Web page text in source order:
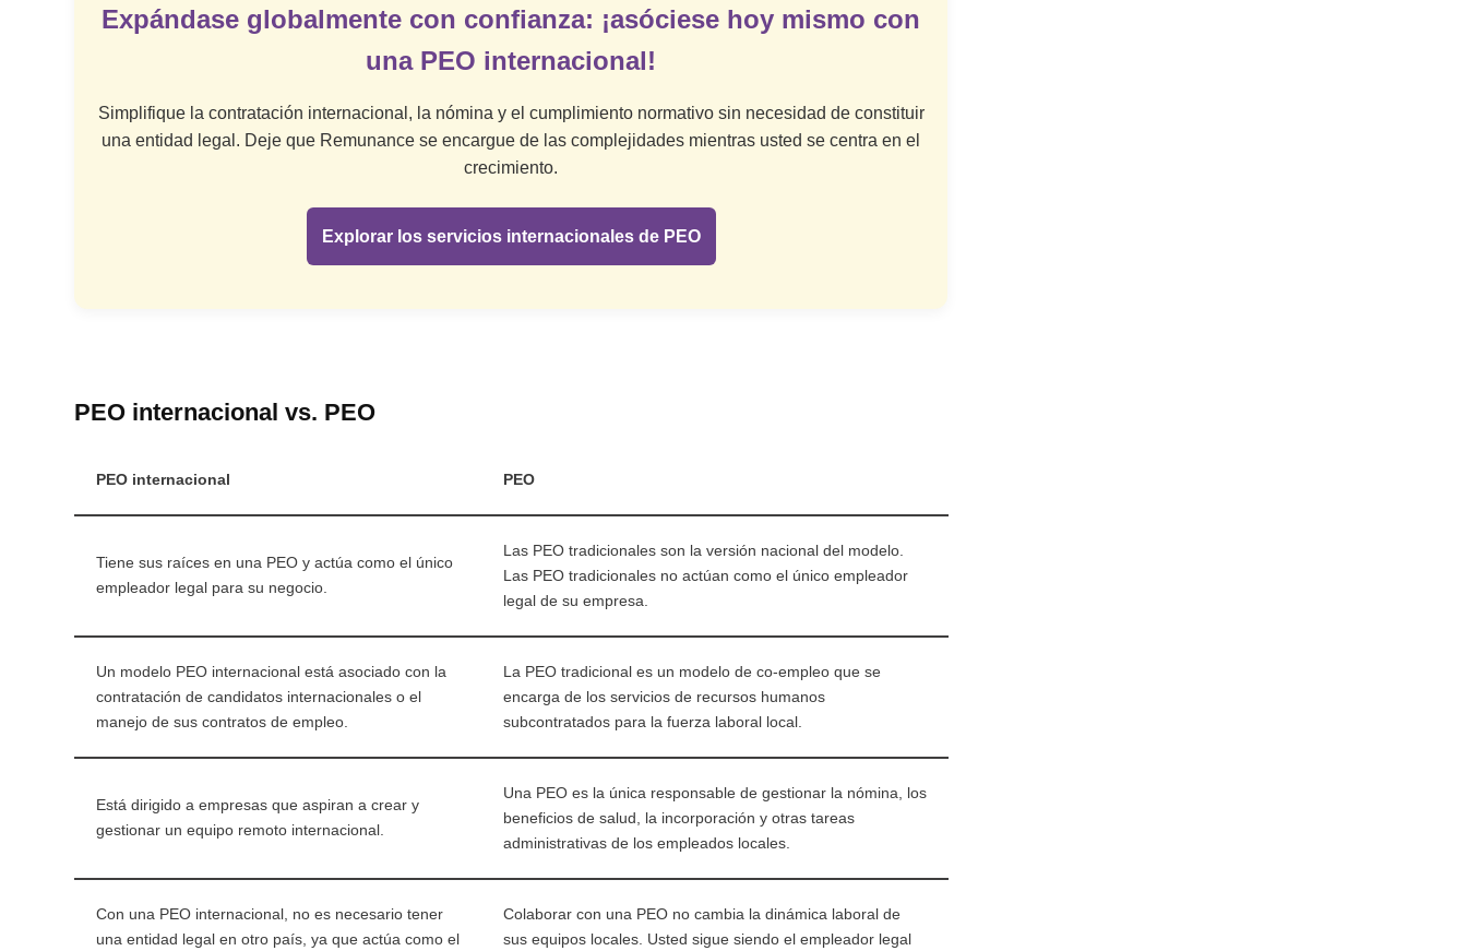
Expándase globalmente con confianza: ¡asóciese hoy mismo con
una PEO internacional!
Simplifique la contratación internacional, la nómina y el cumplimiento normativo sin necesidad de constituir
una entidad legal. Deje que Remunance se encargue de las complejidades mientras usted se centra en el
crecimiento.
Explorar los servicios internacionales de PEO
PEO internacional vs. PEO
PEO internacional PEO
Tiene sus raíces en una PEO y actúa como el único
empleador legal para su negocio.
Las PEO tradicionales son la versión nacional del modelo.
Las PEO tradicionales no actúan como el único empleador
legal de su empresa.
Un modelo PEO internacional está asociado con la
contratación de candidatos internacionales o el
manejo de sus contratos de empleo.
La PEO tradicional es un modelo de co-empleo que se
encarga de los servicios de recursos humanos
subcontratados para la fuerza laboral local.
Está dirigido a empresas que aspiran a crear y
gestionar un equipo remoto internacional.
Una PEO es la única responsable de gestionar la nómina, los
beneficios de salud, la incorporación y otras tareas
administrativas de los empleados locales.
Con una PEO internacional, no es necesario tener
una entidad legal en otro país, ya que actúa como el
Colaborar con una PEO no cambia la dinámica laboral de
sus equipos locales. Usted sigue siendo el empleador legal